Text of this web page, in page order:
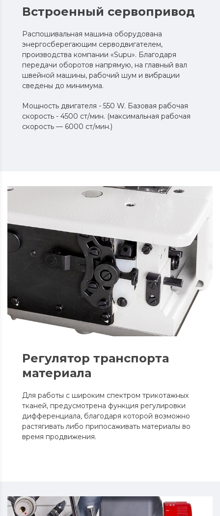
Встроенный сервопривод
Распошивальная машина оборудована
энергосберегающим серводвигателем,
производства компании «Supu». Благодаря
передачи оборотов напрямую, на главный вал
швейной машины, рабочий шум и вибрации
сведены до минимума.
Мощность двигателя - 550 W. Базовая рабочая
скорость - 4500 ст/мин. (максимальная рабочая
скорость — 6000 ст/мин.)
Регулятор транспорта
материала
Для работы с широким спектром трикотажных
тканей, предусмотрена функция регулировки
дифференциала, благодаря которой возможно
растягивать либо припосаживать материалы во
время продвижения.